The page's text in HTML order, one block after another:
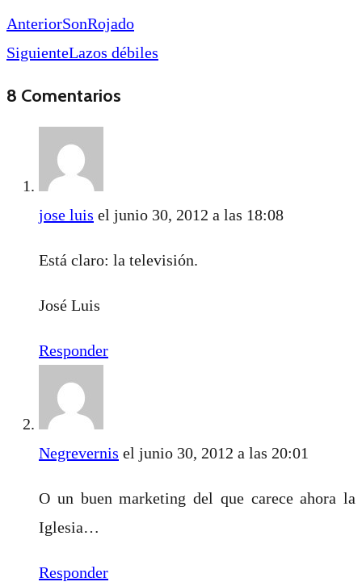
AnteriorSonRojado
SiguienteLazos débiles
8 Comentarios
jose luis el junio 30, 2012 a las 18:08
Está claro: la televisión.
José Luis
Responder
Negrevernis el junio 30, 2012 a las 20:01
O un buen marketing del que carece ahora la
Iglesia…
Responder